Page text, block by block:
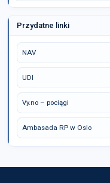
Przydatne linki
NAV
UDI
Vy.no – pociągi
Ambasada RP w Oslo